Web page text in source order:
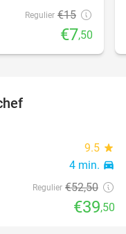
Regulier €15
€7,50
9.5 star
4 min. directions_car
Regulier €52,50
€39,50